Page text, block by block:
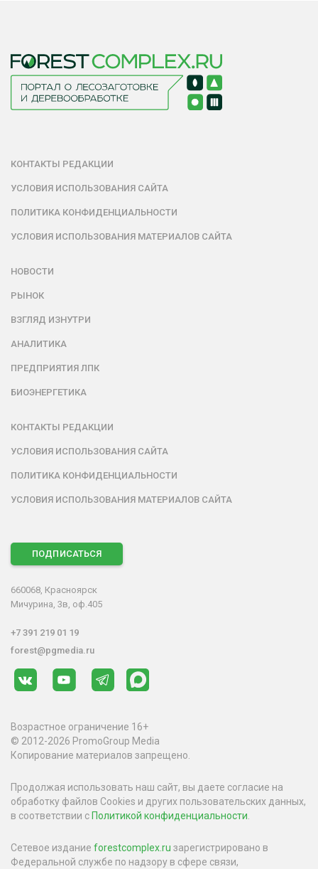
КОНТАКТЫ РЕДАКЦИИ
УСЛОВИЯ ИСПОЛЬЗОВАНИЯ САЙТА
ПОЛИТИКА КОНФИДЕНЦИАЛЬНОСТИ
УСЛОВИЯ ИСПОЛЬЗОВАНИЯ МАТЕРИАЛОВ САЙТА
НОВОСТИ
РЫНОК
ВЗГЛЯД ИЗНУТРИ
АНАЛИТИКА
ПРЕДПРИЯТИЯ ЛПК
БИОЭНЕРГЕТИКА
КОНТАКТЫ РЕДАКЦИИ
УСЛОВИЯ ИСПОЛЬЗОВАНИЯ САЙТА
ПОЛИТИКА КОНФИДЕНЦИАЛЬНОСТИ
УСЛОВИЯ ИСПОЛЬЗОВАНИЯ МАТЕРИАЛОВ САЙТА
ПОДПИСАТЬСЯ
660068, Красноярск
Мичурина, 3в, оф.405
+7 391 219 01 19
forest@pgmedia.ru
Возрастное ограничение 16+
© 2012-2026 PromoGroup Media
Копирование материалов запрещено.
Продолжая использовать наш сайт, вы даете согласие на
обработку файлов Cookies и других пользовательских данных,
в соответствии с Политикой конфиденциальности.
Сетевое издание forestcomplex.ru зарегистрировано в
Федеральной службе по надзору в сфере связи,